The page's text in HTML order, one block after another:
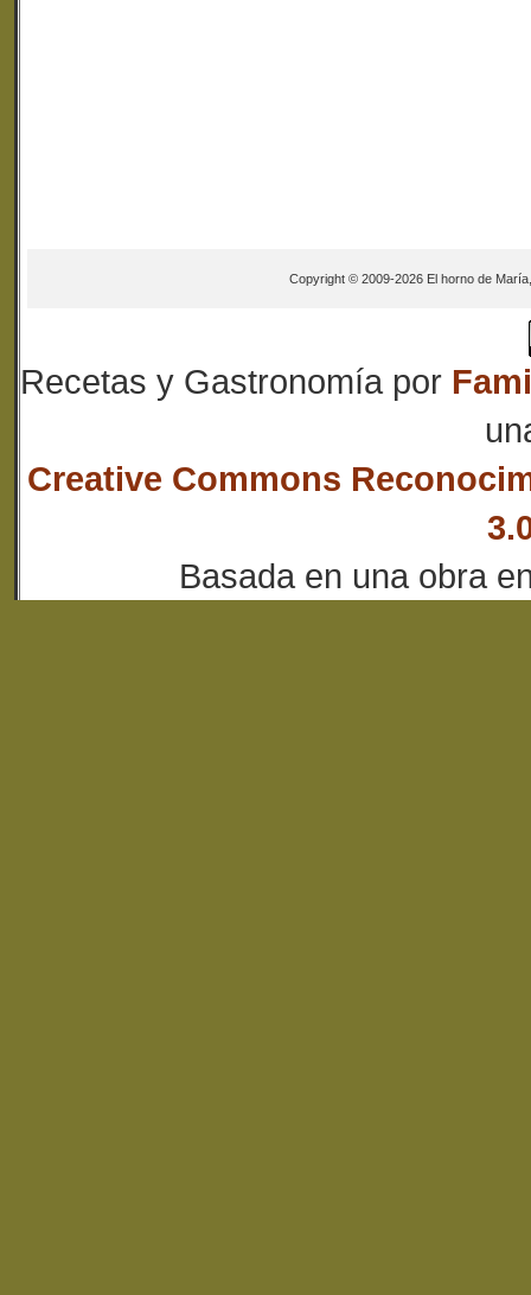
Copyright © 2009-2026 El horno de
Recetas y Gastronomía por
Creative Commons
Basada en una obra